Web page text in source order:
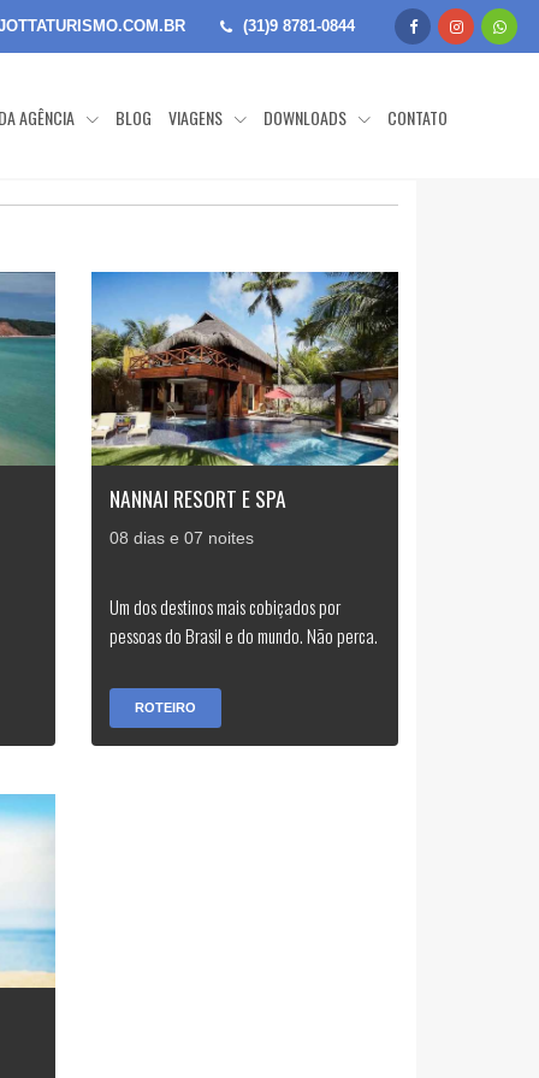
(31)9 8781-0844
AGÊNCIA BLOG VIAGENS DOWNLOADS CONTATO
NANNAI RESORT E SPA
08 dias e 07 noites
Um dos destinos mais cobiçados por
pessoas do Brasil e do mundo. Não perca.
ROTEIRO